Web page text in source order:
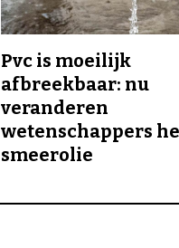
Pvc is moeilijk
afbreekbaar: nu
veranderen
wetenschappers
smeerolie